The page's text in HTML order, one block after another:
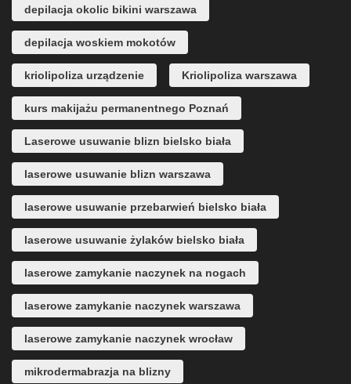
depilacja okolic bikini warszawa
depilacja woskiem mokotów
kriolipoliza urządzenie Kriolipoliza warszawa
kurs makijażu permanentnego Poznań
Laserowe usuwanie blizn bielsko biała
laserowe usuwanie blizn warszawa
laserowe usuwanie przebarwień bielsko biała
laserowe usuwanie żylaków bielsko biała
laserowe zamykanie naczynek na nogach
laserowe zamykanie naczynek warszawa
laserowe zamykanie naczynek wrocław
mikrodermabrazja na blizny